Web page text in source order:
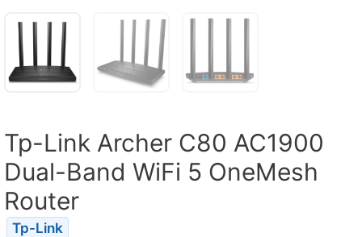
Tp-Link Archer C80 AC1900
Dual-Band WiFi 5 OneMesh
Router
Tp-Link